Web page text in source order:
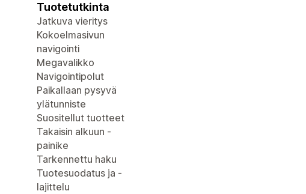
Tuotetutkinta
Jatkuva vieritys
Kokoelmasivun
navigointi
Megavalikko
Navigointipolut
Paikallaan pysyvä
ylätunniste
Suositellut tuotteet
Takaisin alkuun -
painike
Tarkennettu haku
Tuotesuodatus ja -
lajittelu